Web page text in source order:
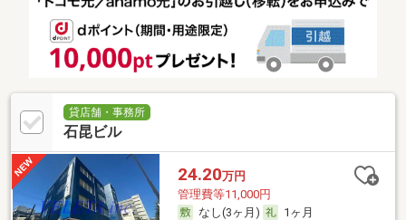
貸店舗・事務所
石昆ビル
24.20万円
管理費等11,000円
なし(3ヶ月)
1ヶ月